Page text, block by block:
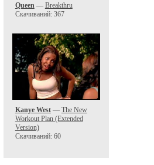
Queen— Breakthru
Скачиваний: 367
Kanye West— The New
Workout Plan (Extended
Version)
Скачиваний: 60